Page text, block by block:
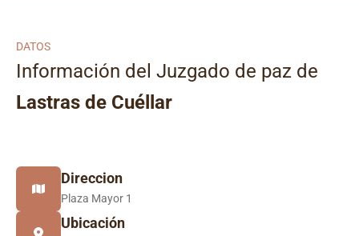
DATOS
Información del Juzgado de paz de
Lastras de Cuéllar
Direccion
Plaza Mayor 1
Ubicación